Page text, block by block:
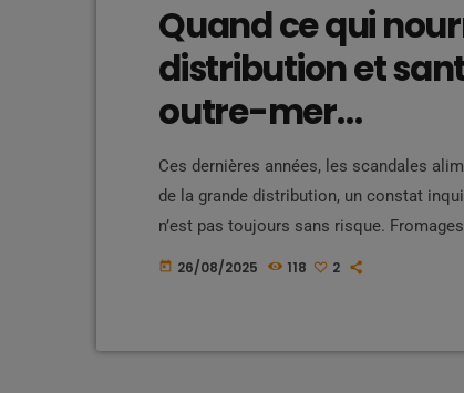
Quand ce qui
distribution et
outre-mer…
Ces dernières années, les scandales
de la grande distribution, un constat
n’est pas toujours sans risque.
hachés rappelés, pizzas industrielles
today 26/08/2025 118 2